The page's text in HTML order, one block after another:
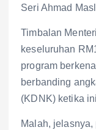
Seri Ahmad
Timbalan
keseluruhan
program
berbanding
(KDNK) ketika
Malah,